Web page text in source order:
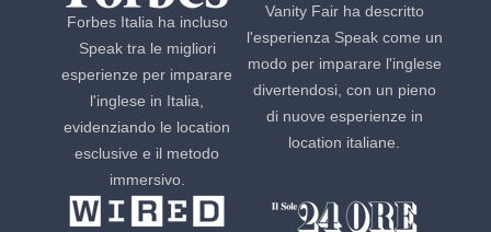
Forbes Italia ha incluso
Speak tra le migliori
esperienze per imparare
l'inglese in Italia,
evidenziando le location
esclusive e il metodo
immersivo.
Vanity Fair ha descritto
l'esperienza Speak come un
modo per imparare l'inglese
divertendosi, con un pieno
di nuove esperienze in
location italiane.